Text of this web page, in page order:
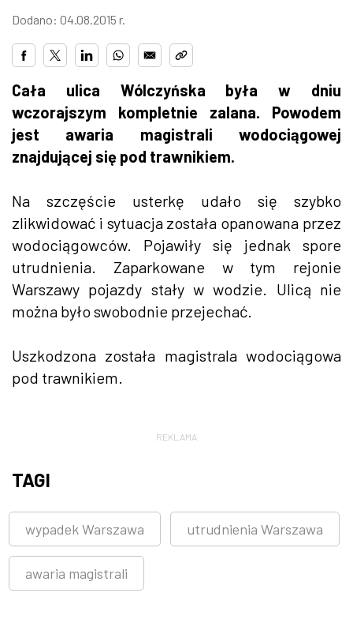
Dodano: 04.08.2015 r.
Cała ulica Wólczyńska była w dniu
wczorajszym kompletnie zalana. Powodem
jest awaria magistrali wodociągowej
znajdującej się pod trawnikiem.
Na szczęście usterkę udało się szybko
zlikwidować i sytuacja została opanowana przez
wodociągowców. Pojawiły się jednak spore
utrudnienia. Zaparkowane w tym rejonie
Warszawy pojazdy stały w wodzie. Ulicą nie
można było swobodnie przejechać.
Uszkodzona została magistrala wodociągowa
pod trawnikiem.
REKLAMA
TAGI
wypadek Warszawa utrudnienia Warszawa
awaria magistrali